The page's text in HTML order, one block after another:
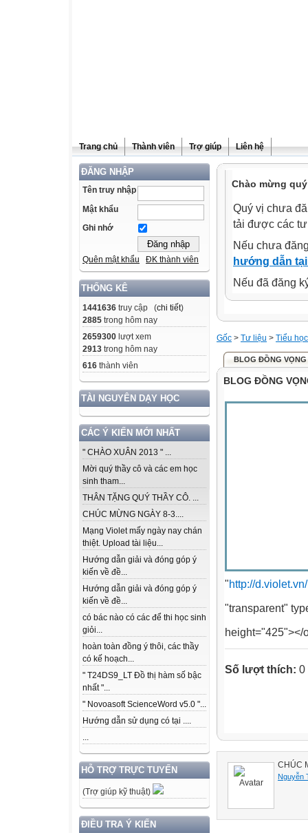
Trang chủ Thành viên Trợ giúp Liên hệ
ĐĂNG NHẬP
Tên truy nhập
Mật khẩu
Ghi nhớ
Quên mật khẩu ĐK thành viên
THỐNG KÊ
1441636 truy cập (chi tiết)
2885 trong hôm nay
2659300 lượt xem
2913 trong hôm nay
616 thành viên
TÀI NGUYÊN DẠY HỌC
CÁC Ý KIẾN MỚI NHẤT
" CHÀO XUÂN 2013 " ...
Mời quý thầy cô và các em học
sinh tham...
THÂN TẶNG QUÝ THẦY CÔ. ...
CHÚC MỪNG NGÀY 8-3....
Mạng Violet mấy ngày nay chán
thiệt. Upload tài liệu...
Hướng dẫn giải và đóng góp ý
kiến về đề...
Hướng dẫn giải và đóng góp ý
kiến về đề...
có bác nào có các để thi học sinh
giỏi...
hoàn toàn đồng ý thôi, các thầy
có kế hoạch...
" T24DS9_LT Đồ thị hàm số bậc
nhất "...
" Novoasoft ScienceWord v5.0 "...
Hướng dẫn sử dụng có tại ....
...
HỖ TRỢ TRỰC TUYẾN
(Trợ giúp kỹ thuật)
ĐIỀU TRA Ý KIẾN
Chào mừng
Quý vị chưa
tải được các
Nếu chưa
hướng dẫn
Nếu đã đăng
Gốc > Tư liệu > Tiểu học
BLOG ĐỒNG
BLOG ĐỒNG
"http://
"transparent"
height="425"></
Số lượt thích: 0
CHÚC
Nguyễn